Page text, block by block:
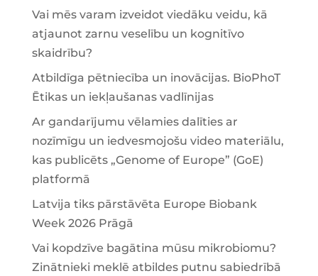
Vai mēs varam izveidot viedāku veidu, kā
atjaunot zarnu veselību un kognitīvo
skaidrību?
Atbildīga pētniecība un inovācijas. BioPhoT
Ētikas un iekļaušanas vadlīnijas
Ar gandarījumu vēlamies dalīties ar
nozīmīgu un iedvesmojošu video materiālu,
kas publicēts „Genome of Europe” (GoE)
platformā
Latvija tiks pārstāvēta Europe Biobank
Week 2026 Prāgā
Vai kopdzīve bagātina mūsu mikrobiomu?
Zinātnieki meklē atbildes putnu sabiedrībā